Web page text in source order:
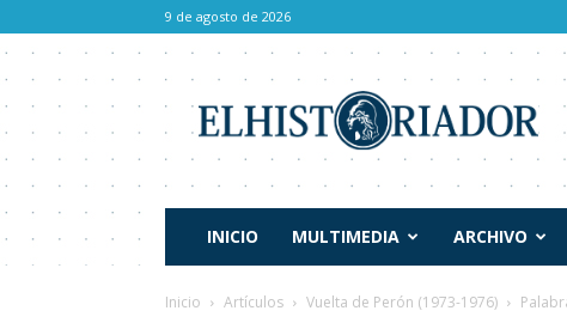
9 de agosto de 2026
Historiador
INICIO MULTIMEDIA ARCHIVO
Inicio Artículos Vuelta de Perón (1973-1976)